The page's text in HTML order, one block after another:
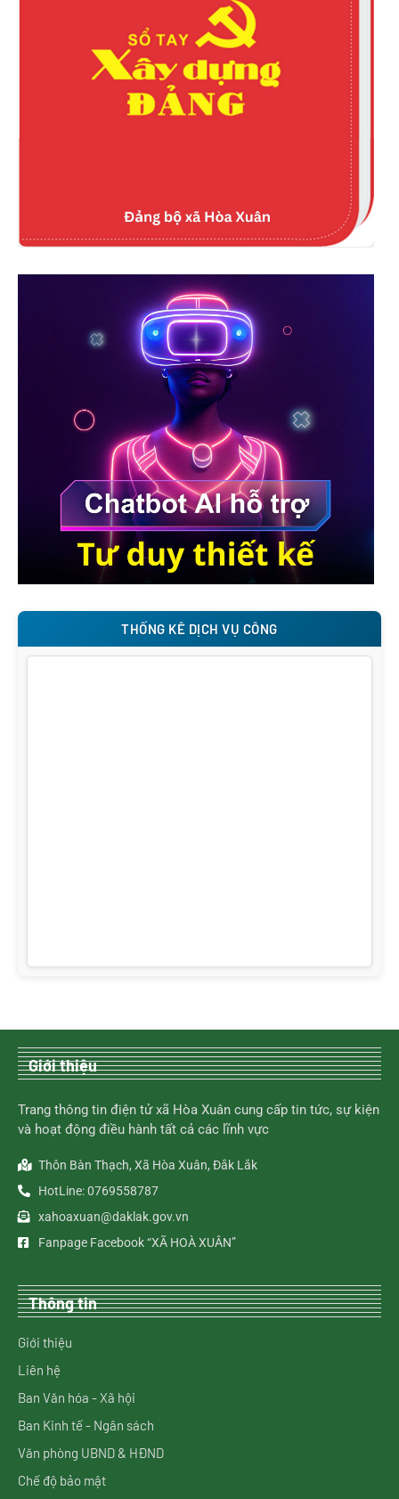
THỐNG KÊ DỊCH VỤ CÔNG
Giới thiệu
Trang thông tin điện tử xã Hòa Xuân cung cấp tin tức, sự kiện
và hoạt động điều hành tất cả các lĩnh vực
Thôn Bàn Thạch, Xã Hòa Xuân, Đắk Lắk
HotLine: 0769558787
xahoaxuan@daklak.gov.vn
Fanpage Facebook “XÃ HOÀ XUÂN”
Thông tin
Giới thiệu
Liên hệ
Ban Văn hóa - Xã hội
Ban Kinh tế - Ngân sách
Văn phòng UBND & HĐND
Chế độ bảo mật